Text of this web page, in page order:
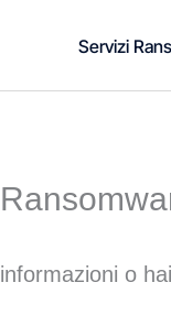
Servizi
o